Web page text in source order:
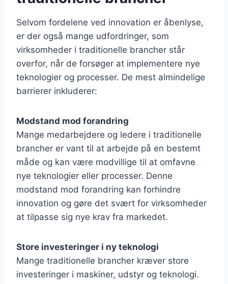
Selvom fordelene ved innovation er åbenlyse,
er der også mange udfordringer, som
virksomheder i traditionelle brancher står
overfor, når de forsøger at implementere nye
teknologier og processer. De mest almindelige
barrierer inkluderer:
Modstand mod forandring
Mange medarbejdere og ledere i traditionelle
brancher er vant til at arbejde på en bestemt
måde og kan være modvillige til at omfavne
nye teknologier eller processer. Denne
modstand mod forandring kan forhindre
innovation og gøre det svært for virksomheder
at tilpasse sig nye krav fra markedet.
Store investeringer i ny teknologi
Mange traditionelle brancher kræver store
investeringer i maskiner, udstyr og teknologi.